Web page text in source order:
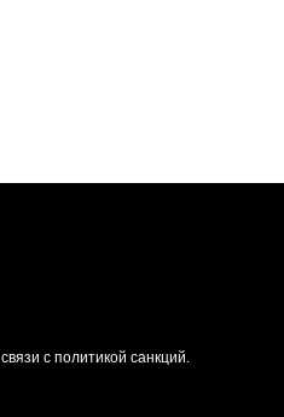
с политикой санкций.